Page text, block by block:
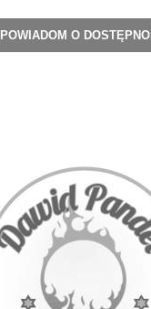
POWIADOM O